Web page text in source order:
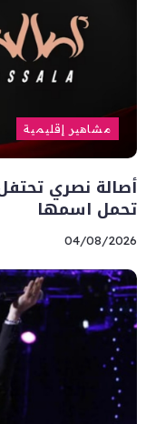
مشاهير إقليمية
أصالة نصري
تحمل اسمها
04/08/2026